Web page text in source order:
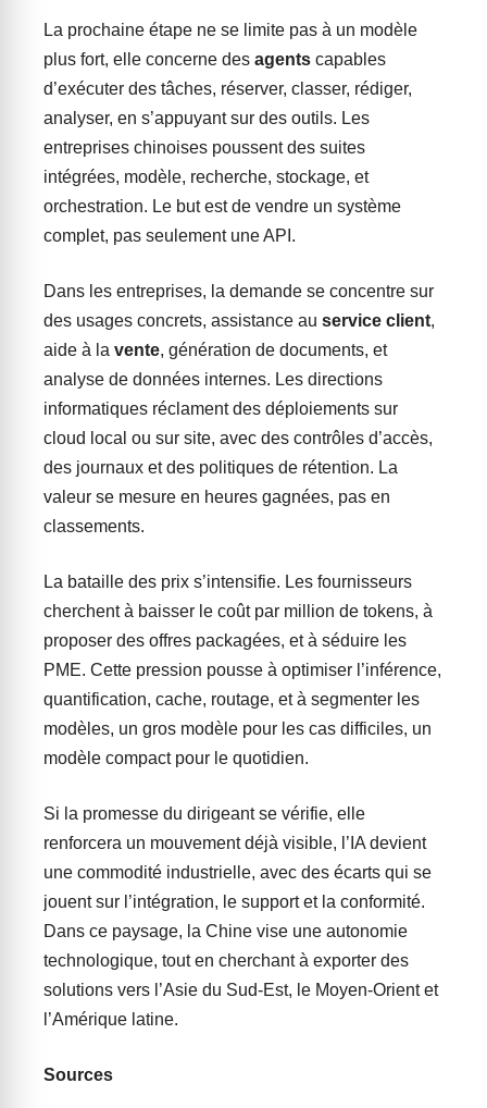
La prochaine étape ne se limite pas à un modèle
plus fort, elle concerne des agents capables
d’exécuter des tâches, réserver, classer, rédiger,
analyser, en s’appuyant sur des outils. Les
entreprises chinoises poussent des suites
intégrées, modèle, recherche, stockage, et
orchestration. Le but est de vendre un système
complet, pas seulement une API.
Dans les entreprises, la demande se concentre sur
des usages concrets, assistance au service client,
aide à la vente, génération de documents, et
analyse de données internes. Les directions
informatiques réclament des déploiements sur
cloud local ou sur site, avec des contrôles d’accès,
des journaux et des politiques de rétention. La
valeur se mesure en heures gagnées, pas en
classements.
La bataille des prix s’intensifie. Les fournisseurs
cherchent à baisser le coût par million de tokens, à
proposer des offres packagées, et à séduire les
PME. Cette pression pousse à optimiser l’inférence,
quantification, cache, routage, et à segmenter les
modèles, un gros modèle pour les cas difficiles, un
modèle compact pour le quotidien.
Si la promesse du dirigeant se vérifie, elle
renforcera un mouvement déjà visible, l’IA devient
une commodité industrielle, avec des écarts qui se
jouent sur l’intégration, le support et la conformité.
Dans ce paysage, la Chine vise une autonomie
technologique, tout en cherchant à exporter des
solutions vers l’Asie du Sud-Est, le Moyen-Orient et
l’Amérique latine.
Sources